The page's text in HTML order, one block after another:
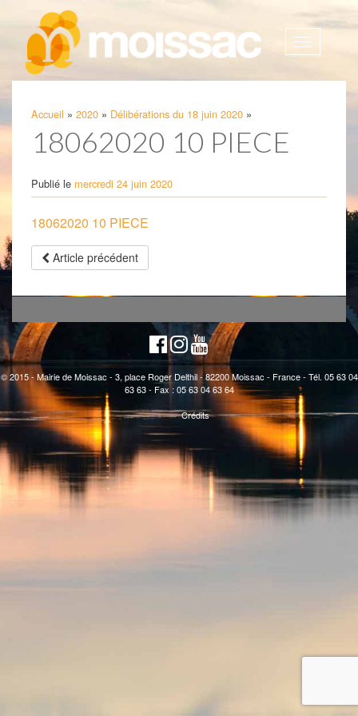
Afficher
Accueil » 2020 » Délibérations du 18 juin 2020 »
18062020 10 PIECE
Publié le mercredi 24 juin 2020
18062020 10 PIECE
Article précédent
© 2015 - Mairie de Moissac - 3, place Roger Delthil - 82200 Moissac - France - Tél. 05 63 04
63 63 - Fax : 05 63 04 63 64
Crédits